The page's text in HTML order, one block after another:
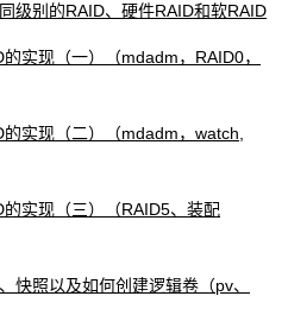
别的RAID、硬件RAID和软RAID
实现（一）（mdadm，RAID0，
实现（二）（mdadm，watch,
实现（三）（RAID5、装配
照以及如何创建逻辑卷（pv、